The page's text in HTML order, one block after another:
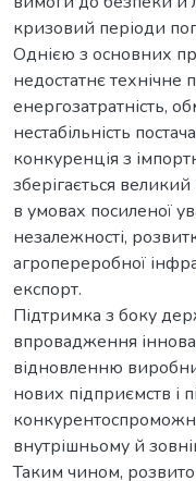
кризовий періоди
Однією з основних
недостатнє
енергозатратність,
нестабільність
конкуренція з
зберігається
в умовах посиленої
незалежності,
агропереробної
експорт.
Підтримка з боку
впровадження
відновленню
нових підприємств і
внутрішньому й
Таким чином,